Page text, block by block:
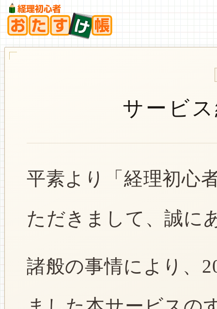
サービ
平素より「経理初心
ただきまして、誠に
諸般の事情により、